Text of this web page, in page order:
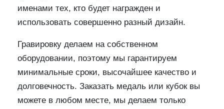
именами тех, кто будет награжден и
использовать совершенно разный дизайн.
Гравировку делаем на собственном
оборудовании, поэтому мы гарантируем
минимальные сроки, высочайшее качество и
долговечность. Заказать медаль или кубок вы
можете в любом месте, мы делаем только